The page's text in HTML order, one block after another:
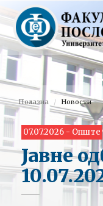
Полазна Новости
07.07.2026 - Опште
Јавне